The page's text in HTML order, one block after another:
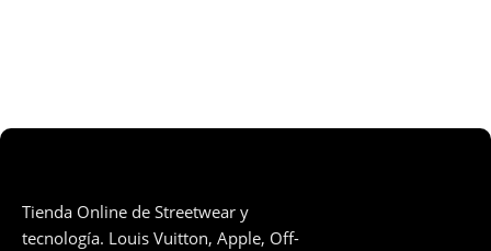
Tienda Online de Streetwear y
tecnología. Louis Vuitton, Apple, Off-